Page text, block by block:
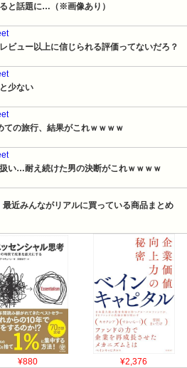
と話題に…（※画像あり）
ビュー以上に信じられる評価ってないだろ？
少ない
ての旅行、結果がこれｗｗｗｗ
い…耐え続けた男の決断がこれｗｗｗｗ
最近みんながリアルに買っている商品まとめ
¥880 ¥2,376